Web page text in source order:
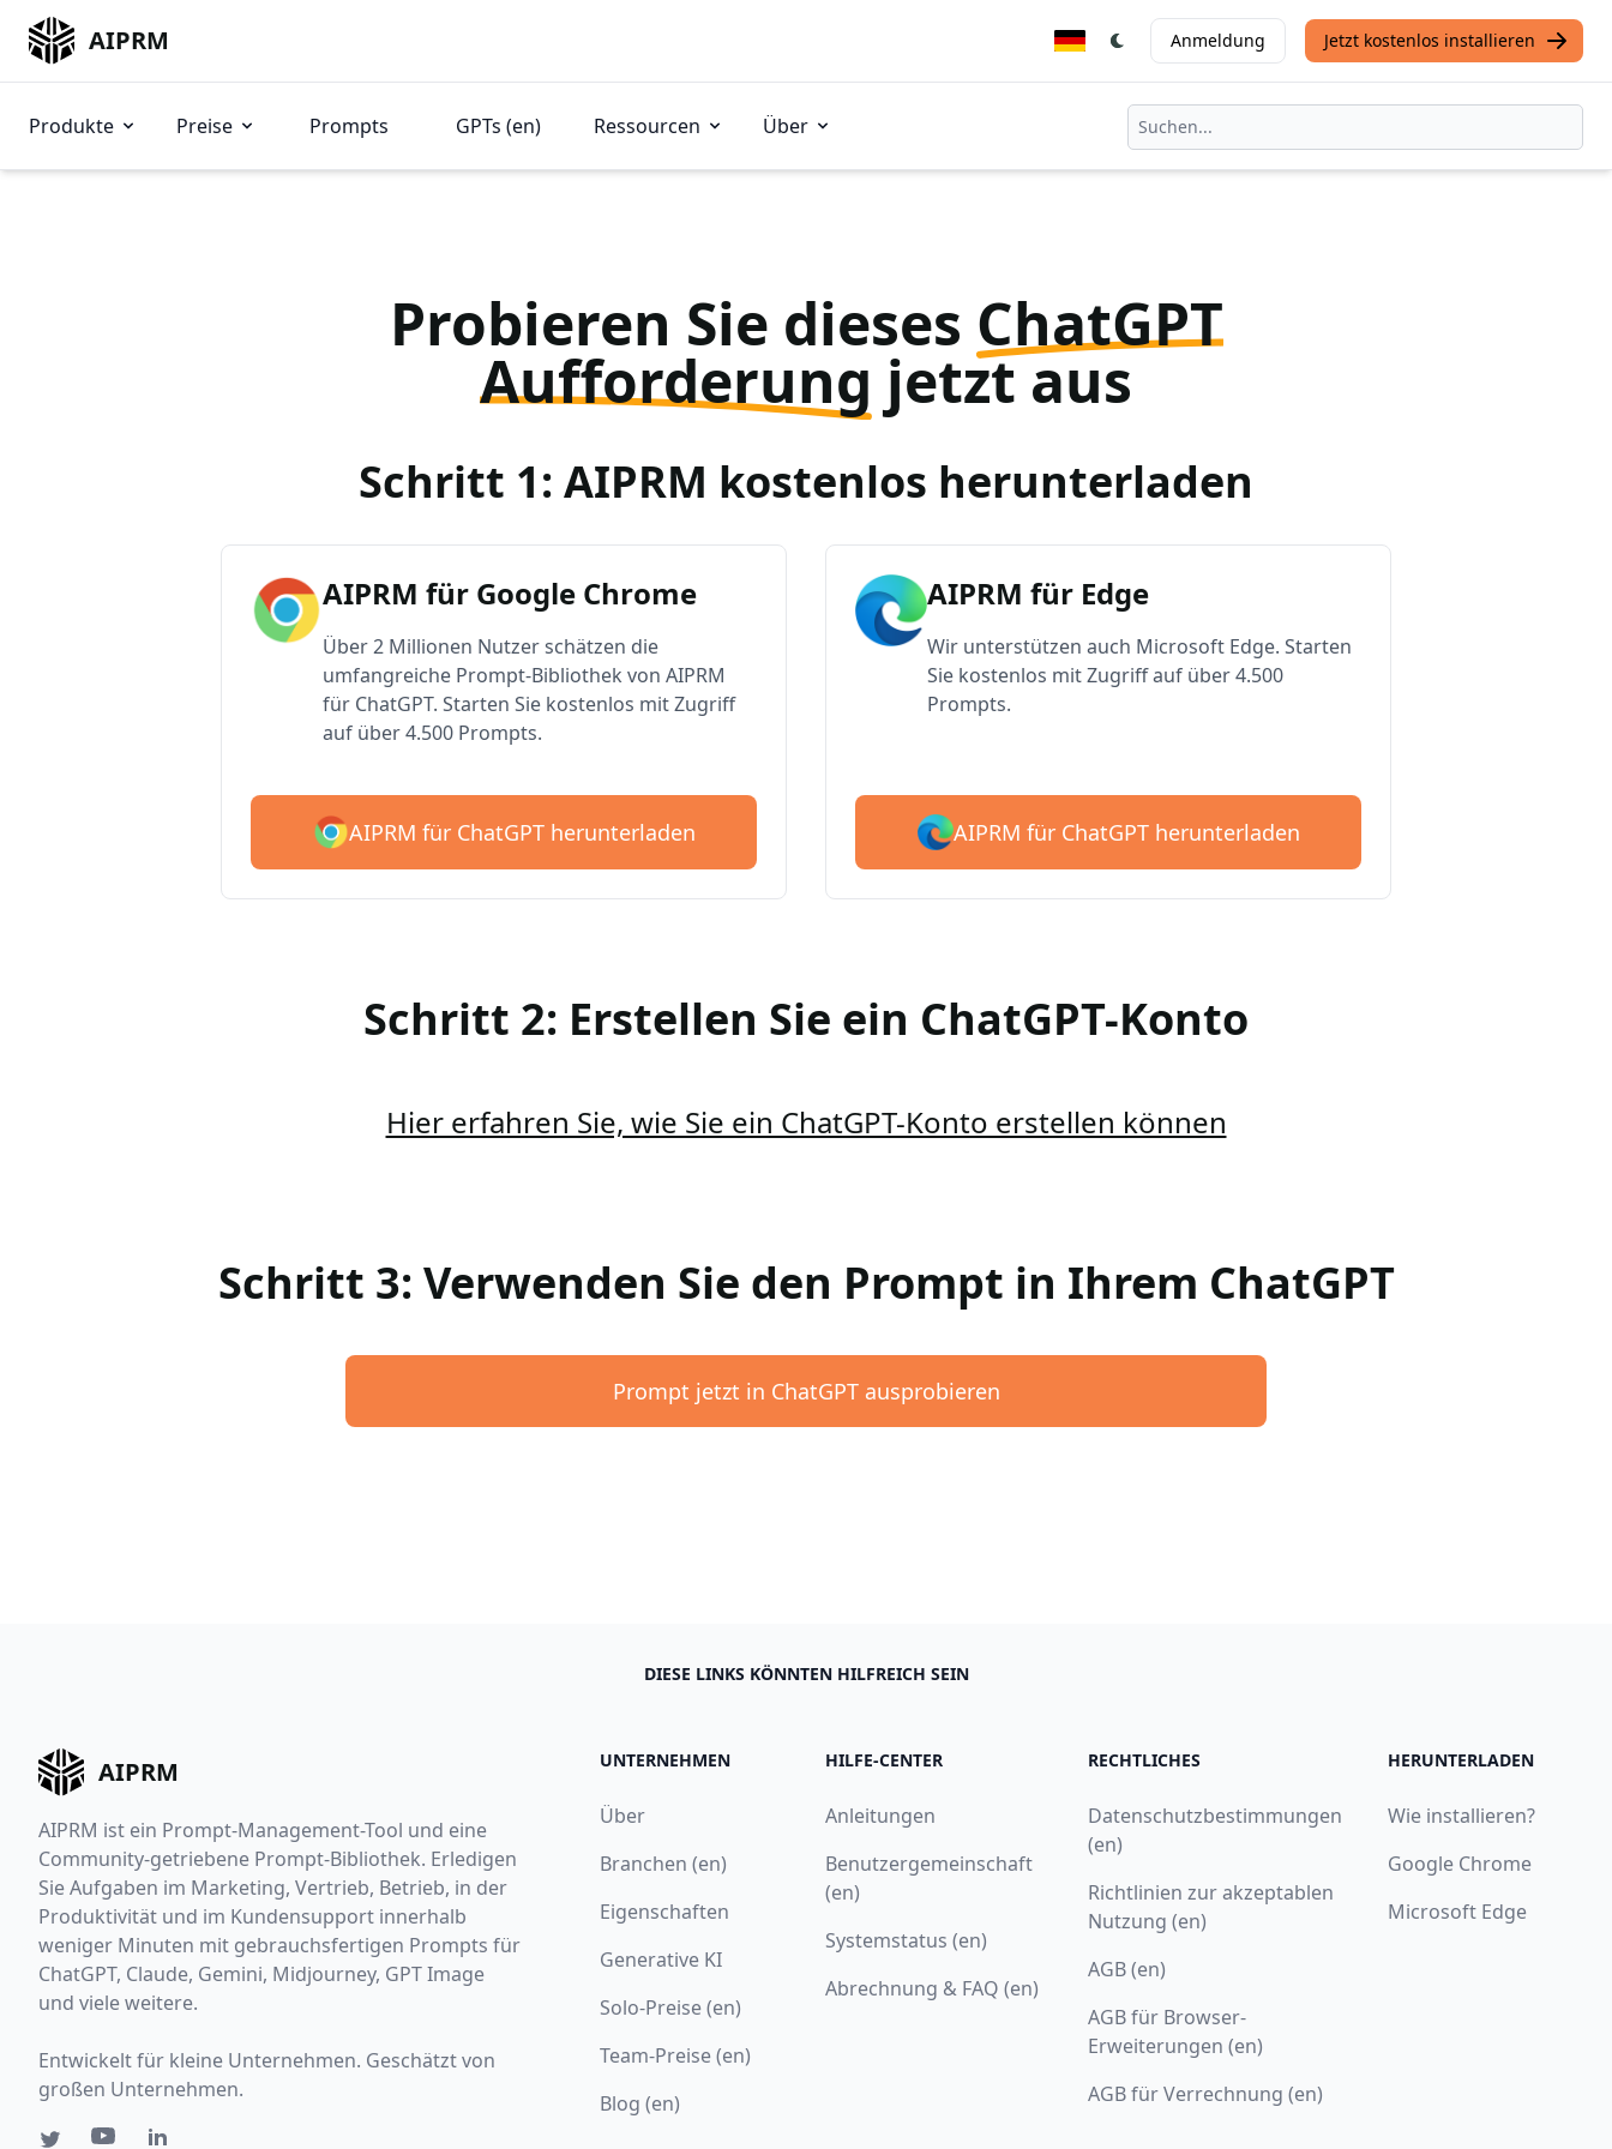
AIPRM Anmeldung Jetzt kostenlos installieren
Produkte Preise Prompts GPTs (en) Ressourcen Über
Probieren Sie dieses ChatGPT
Aufforderung jetzt aus
Schritt 1: AIPRM kostenlos herunterladen
AIPRM für Google Chrome
Über 2 Millionen Nutzer schätzen die
umfangreiche Prompt-Bibliothek von AIPRM
für ChatGPT. Starten Sie kostenlos mit Zugriff
auf über 4.500 Prompts.
AIPRM für ChatGPT herunterladen
AIPRM für Edge
Wir unterstützen auch Microsoft Edge. Starten
Sie kostenlos mit Zugriff auf über 4.500
Prompts.
AIPRM für ChatGPT herunterladen
Schritt 2: Erstellen Sie ein ChatGPT-Konto
Hier erfahren Sie, wie Sie ein ChatGPT-Konto erstellen können
Schritt 3: Verwenden Sie den Prompt in Ihrem ChatGPT
Prompt jetzt in ChatGPT ausprobieren
DIESE LINKS KÖNNTEN HILFREICH SEIN
AIPRM
AIPRM ist ein Prompt-Management-Tool und eine
Community-getriebene Prompt-Bibliothek. Erledigen
Sie Aufgaben im Marketing, Vertrieb, Betrieb, in der
Produktivität und im Kundensupport innerhalb
weniger Minuten mit gebrauchsfertigen Prompts für
ChatGPT, Claude, Gemini, Midjourney, GPT Image
und viele weitere.
Entwickelt für kleine Unternehmen. Geschätzt von
großen Unternehmen.
UNTERNEHMEN
Über
Branchen (en)
Eigenschaften
Generative KI
Solo-Preise (en)
Team-Preise (en)
Blog (en)
HILFE-CENTER
Anleitungen
Benutzergemeinschaft
(en)
Systemstatus (en)
Abrechnung & FAQ (en)
RECHTLICHES
Datenschutzbestimmungen
(en)
Richtlinien zur akzeptablen
Nutzung (en)
AGB (en)
AGB für Browser-
Erweiterungen (en)
AGB für Verrechnung (en)
HERUNTERLADEN
Wie installieren?
Google Chrome
Microsoft Edge